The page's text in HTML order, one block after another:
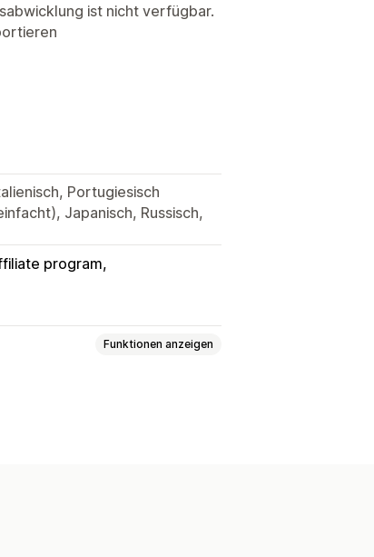
ist nicht verfügbar.
Portugiesisch
Japanisch, Russisch,
program
Funktionen anzeigen